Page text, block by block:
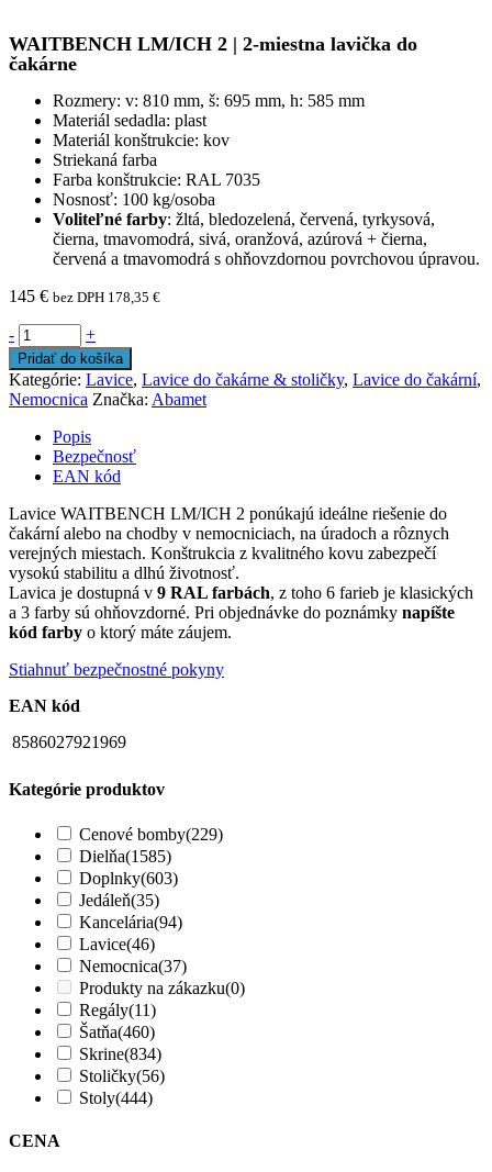
WAITBENCH LM/ICH 2 | 2-miestna lavička do
čakárne
Rozmery: v: 810 mm, š: 695 mm, h: 585 mm
Materiál sedadla: plast
Materiál konštrukcie: kov
Striekaná farba
Farba konštrukcie: RAL 7035
Nosnosť: 100 kg/osoba
Voliteľné farby: žltá, bledozelená, červená, tyrkysová,
čierna, tmavomodrá, sivá, oranžová, azúrová + čierna,
červená a tmavomodrá s ohňovzdornou povrchovou úpravou.
145 € bez DPH 178,35 €
- +
Pridať do košíka
Kategórie: Lavice, Lavice do čakárne & stoličky, Lavice do čakární,
Nemocnica Značka: Abamet
Popis
Bezpečnosť
EAN kód
Lavice WAITBENCH LM/ICH 2 ponúkajú ideálne riešenie do
čakární alebo na chodby v nemocniciach, na úradoch a rôznych
verejných miestach. Konštrukcia z kvalitného kovu zabezpečí
vysokú stabilitu a dlhú životnosť.
Lavica je dostupná v 9 RAL farbách, z toho 6 farieb je klasických
a 3 farby sú ohňovzdorné. Pri objednávke do poznámky napíšte
kód farby o ktorý máte záujem.
Stiahnuť bezpečnostné pokyny
EAN kód
8586027921969
Kategórie produktov
Cenové bomby(229)
Dielňa(1585)
Doplnky(603)
Jedáleň(35)
Kancelária(94)
Lavice(46)
Nemocnica(37)
Produkty na zákazku(0)
Regály(11)
Šatňa(460)
Skrine(834)
Stoličky(56)
Stoly(444)
CENA